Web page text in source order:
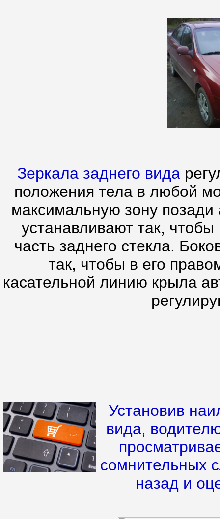
Зеркала заднего вида
положения тела в любой
максимальную зону
устанавливают так,
часть заднего стекла.
так, чтобы в его
касательной линию крыла
Установив
вида,
сомнительных
назад и